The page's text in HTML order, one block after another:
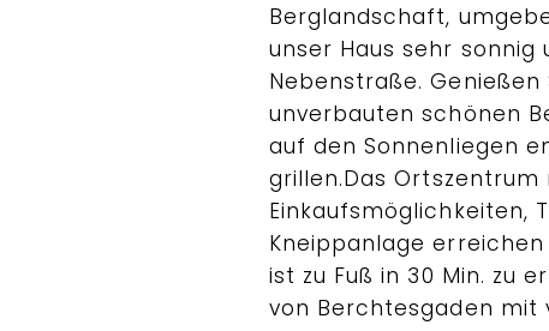
Berglandschaft,
unser Haus sehr sonnig
Nebenstraße.
unverbauten schönen
auf den Sonnenliegen
grillen.Das Ortszentrum
Einkaufsmöglichkeiten,
Kneippanlage erreichen
ist zu Fuß in 30 Min. zu
von Berchtesgaden mit